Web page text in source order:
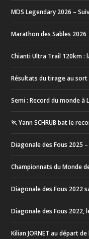
MDS Legendary 2026 –
Marathon des Sables 2026
Chianti Ultra Trail 120km :
Résultats du tirage au sort
Semi : Record du monde à
🏃 Yann SCHRUB bat le
Diagonale des Fous 2025
Championnats du Monde
Diagonale des Fous 2022
Diagonale des Fous 2022,
Kilian JORNET au départ de